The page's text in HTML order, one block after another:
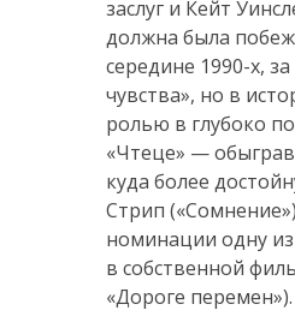
заслуг и Кейт
должна была
середине 1990-х,
чувства», но в
ролью в глубоко
«Чтеце» —
куда более
Стрип
номинации одну
в собственной
«Дороге перемен»).